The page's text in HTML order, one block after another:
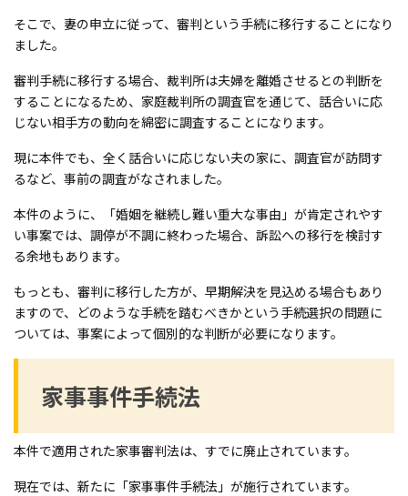
そこで、妻の申立に従って、審判という手続に移行することになり
ました。
審判手続に移行する場合、裁判所は夫婦を離婚させるとの判断を
することになるため、家庭裁判所の調査官を通じて、話合いに応
じない相手方の動向を綿密に調査することになります。
現に本件でも、全く話合いに応じない夫の家に、調査官が訪問す
るなど、事前の調査がなされました。
本件のように、「婚姻を継続し難い重大な事由」が肯定されやす
い事案では、調停が不調に終わった場合、訴訟への移行を検討す
る余地もあります。
もっとも、審判に移行した方が、早期解決を見込める場合もあり
ますので、どのような手続を踏むべきかという手続選択の問題に
ついては、事案によって個別的な判断が必要になります。
家事事件手続法
本件で適用された家事審判法は、すでに廃止されています。
現在では、新たに「家事事件手続法」が施行されています。